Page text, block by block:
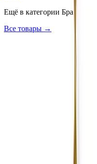
Ещё в категории Бра
Все товары →